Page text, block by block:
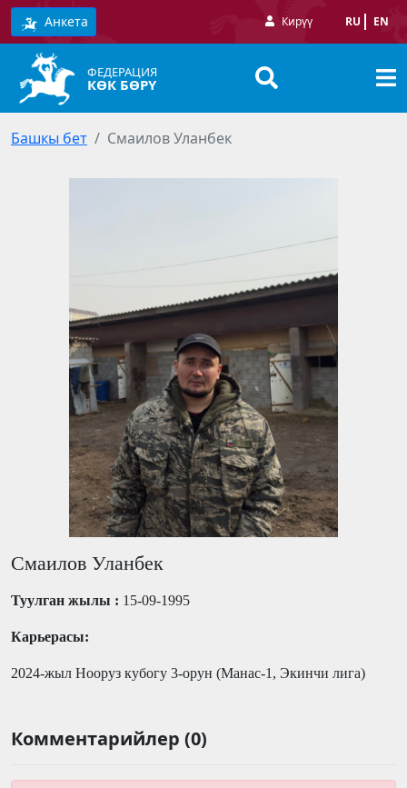
Анкета Кирүү RU EN
ФЕДЕРАЦИЯ
КӨК БӨРҮ
Башкы бет Смаилов Уланбек
Смаилов Уланбек
Туулган жылы : 15-09-1995
Карьерасы:
2024-жыл Нооруз кубогу 3-орун (Манас-1, Экинчи лига)
Комментарийлер (0)